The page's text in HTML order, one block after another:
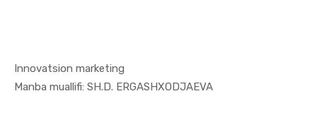
Innovatsion marketing
Manba muallifi: SH.D. ERGASHXODJAEVA
In Marketi...